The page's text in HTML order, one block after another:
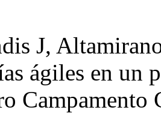
J,
ágiles en un